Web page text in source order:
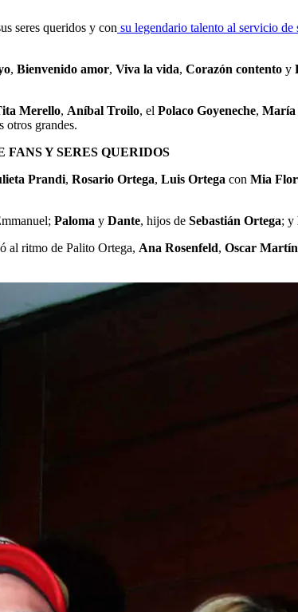
seres queridos y con su legendario talento al servicio de
, Bienvenido amor, Viva la vida, Corazón contento y
Merello, Aníbal Troilo, el Polaco Goyeneche, María
otros grandes.
Y SERES QUERIDOS
Prandi, Rosario Ortega, Luis Ortega con Mia
Paloma y Dante, hijos de Sebastián Ortega; y
al ritmo de Palito Ortega, Ana Rosenfeld, Oscar